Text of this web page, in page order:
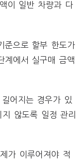
이 일반 차량과 다
준으로 할부 한도가
계에서 실구매 금액
어지는 경우가 있
않도록 일정 관리
가 이루어져야 적